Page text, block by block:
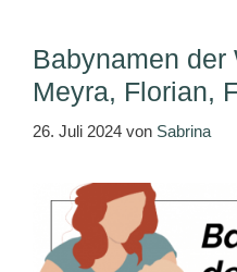
Babynamen
Meyra, Florian,
26. Juli 2024 von Sabrina